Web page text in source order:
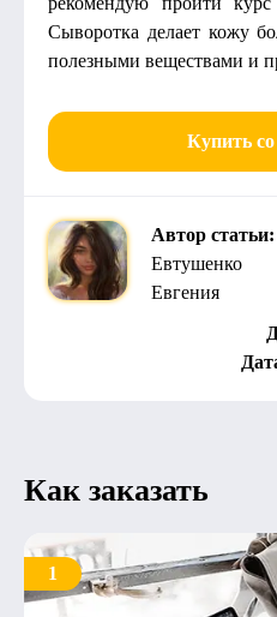
Сыворотка делает кожу
полезными веществами и
Купить
Автор статьи:
Евтушенко
Евгения
Как заказать
1